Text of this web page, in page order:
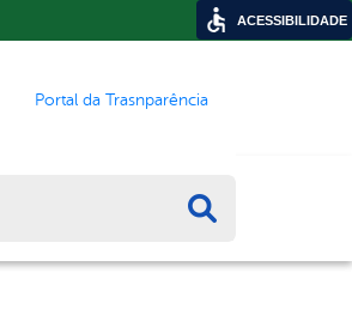
Portal da Trasnparência
ACESSIBILIDADE